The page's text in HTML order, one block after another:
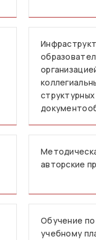
авторские
Обучение
учебному